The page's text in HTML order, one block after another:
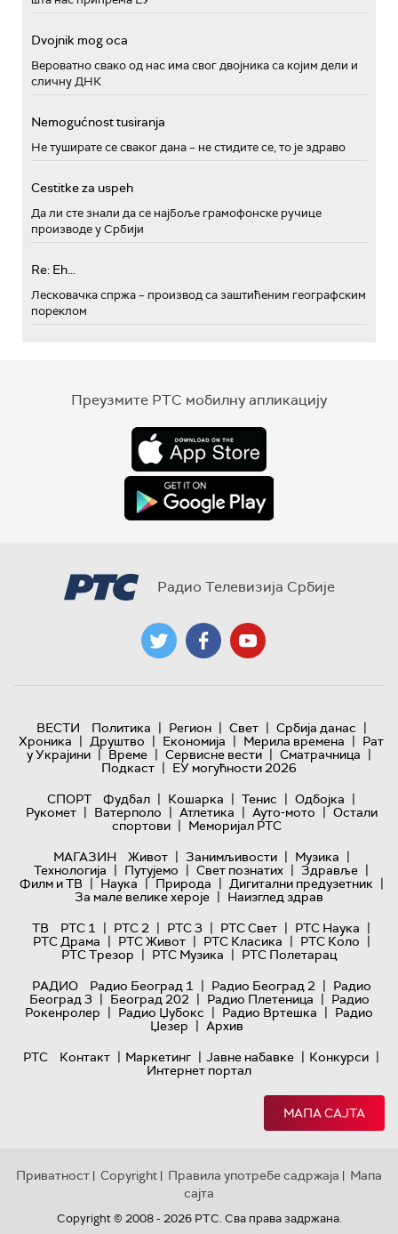
Dvojnik mog oca
Вероватно свако од нас има свог двојника са којим дели и
сличну ДНК
Nemogućnost tusiranja
Не туширате се сваког дана – не стидите се, то је здраво
Cestitke za uspeh
Да ли сте знали да се најбоље грамофонске ручице
производе у Србији
Re: Eh...
Лесковачка спржа – производ са заштићеним географским
пореклом
Преузмите РТС мобилну апликацију
Радио Телевизија Србије
ВЕСТИ Политика | Регион | Свет | Србија данас |
Хроника | Друштво | Економија | Мерила времена | Рат
у Украјини | Време | Сервисне вести | Сматрачница |
Подкаст | ЕУ могућности 2026
СПОРТ
Фудбал | Кошарка | Тенис | Одбојка |
Рукомет | Ватерполо | Атлетика | Ауто-мото | Остали
спортови | Меморијал РТС
МАГАЗИН
Живот | Занимљивости | Музика |
Технологијa | Путујемо | Свет познатих | Здравље |
Филм и ТВ | Наука | Природа | Дигитални предузетник |
За мале велике хероје | Наизглед здрав
ТВ
РТС 1 | РТС 2 | РТС 3 | РТС Свет | РТС Наука |
РТС Драма | РТС Живот | РТС Класика | РТС Коло |
РТС Трезор | РТС Музика | РТС Полетарац
РАДИО
Радио Београд 1 | Радио Београд 2 | Радио
Београд 3 | Београд 202 | Радио Плетеница | Радио
Рокенролер | Радио Џубокс | Радио Вртешка | Радио
Џезер | Архив
РТС
Контакт | Маркетинг | Јавне набавке | Конкурси |
Интернет портал
МАПА САЈТА
Приватност | Copyright | Правила употребе садржаја | Мапа
сајта
Copyright © 2008 - 2026 РТС. Сва права задржана.